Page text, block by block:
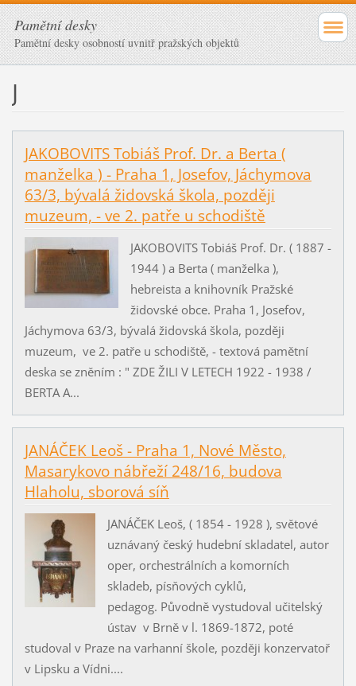
Pamětní desky
Pamětní desky osobností uvnitř pražských objektů
J
JAKOBOVITS Tobiáš Prof. Dr. a Berta (
manželka ) - Praha 1, Josefov, Jáchymova
63/3, bývalá židovská škola, později
muzeum, - ve 2. patře u schodiště
JAKOBOVITS Tobiáš Prof. Dr. ( 1887 -
1944 ) a Berta ( manželka ),
hebreista a knihovník Pražské
židovské obce. Praha 1, Josefov,
Jáchymova 63/3, bývalá židovská škola, později
muzeum, ve 2. patře u schodiště, - textová pamětní
deska se zněním : " ZDE ŽILI V LETECH 1922 - 1938 /
BERTA A...
JANÁČEK Leoš - Praha 1, Nové Město,
Masarykovo nábřeží 248/16, budova
Hlaholu, sborová síň
JANÁČEK Leoš, ( 1854 - 1928 ), světové
uznávaný český hudební skladatel, autor
oper, orchestrálních a komorních
skladeb, písňových cyklů,
pedagog. Původně vystudoval učitelský
ústav v Brně v l. 1869-1872, poté
studoval v Praze na varhanní škole, později konzervatoř
v Lipsku a Vídni....